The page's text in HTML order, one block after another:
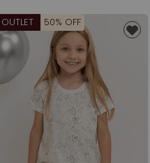
OUTLET 50% OFF